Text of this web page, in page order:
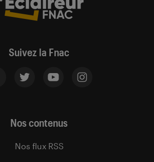
Suivez la Fnac
Nos contenus
Nos flux RSS